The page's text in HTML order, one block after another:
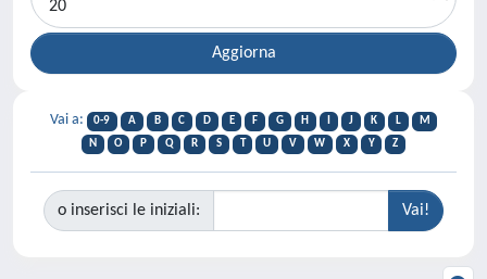
Vai a: 0-9 A B C D E F G H J K L
M
N
O P Q R S T U V W X Y Z
o inserisci le iniziali: